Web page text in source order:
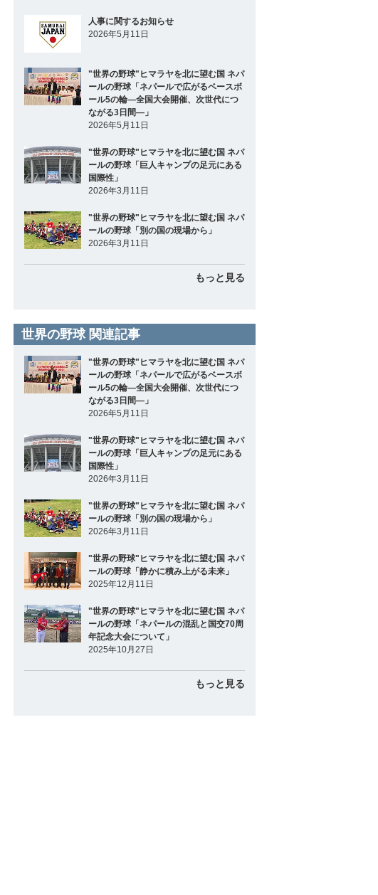
人事に関するお知らせ
2026年5月11日
"世界の野球"ヒマラヤを北に望む国 ネパ
ールの野球「ネパールで広がるベースボ
ール5の輪―全国大会開催、次世代につ
ながる3日間―」
2026年5月11日
"世界の野球"ヒマラヤを北に望む国 ネパ
ールの野球「巨人キャンプの足元にある
国際性」
2026年3月11日
"世界の野球"ヒマラヤを北に望む国 ネパ
ールの野球「別の国の現場から」
2026年3月11日
もっと見る
世界の野球 関連記事
"世界の野球"ヒマラヤを北に望む国 ネパ
ールの野球「ネパールで広がるベースボ
ール5の輪―全国大会開催、次世代につ
ながる3日間―」
2026年5月11日
"世界の野球"ヒマラヤを北に望む国 ネパ
ールの野球「巨人キャンプの足元にある
国際性」
2026年3月11日
"世界の野球"ヒマラヤを北に望む国 ネパ
ールの野球「別の国の現場から」
2026年3月11日
"世界の野球"ヒマラヤを北に望む国 ネパ
ールの野球「静かに積み上がる未来」
2025年12月11日
"世界の野球"ヒマラヤを北に望む国 ネパ
ールの野球「ネパールの混乱と国交70周
年記念大会について」
2025年10月27日
もっと見る